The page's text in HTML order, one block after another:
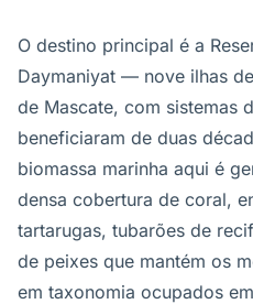
O destino principal é a
Daymaniyat — nove ilhas
de Mascate, com sistemas
beneficiaram de duas
biomassa marinha aqui é
densa cobertura de coral,
tartarugas, tubarões de
de peixes que mantém os
em taxonomia ocupados